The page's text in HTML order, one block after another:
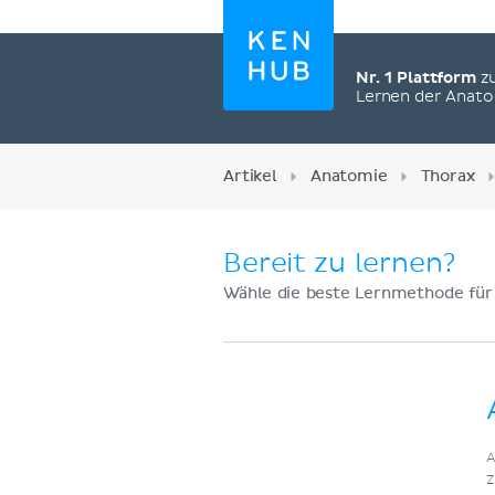
Nr. 1 Plattform
Lernen der
Artikel Anatomie Thorax
Bereit zu lernen?
Wähle die beste Lernmethode für